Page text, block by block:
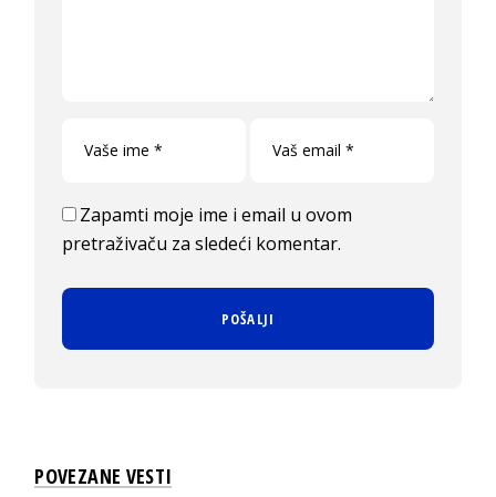
Zapamti moje ime i email u ovom
pretraživaču za sledeći komentar.
POVEZANE VESTI